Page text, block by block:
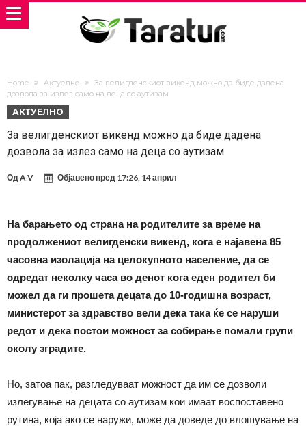
Home Актуелно
За велигденскиот викенд можно да биде дадена
дозвола за излез само на деца со аутизам
АКТУЕЛНО
За велигденскиот викенд можно да биде дадена
дозвола за излез само на деца со аутизам
ОдA V Објавено пред 17:26, 14 април
На барањето од страна на родителите за време на
продолжениот велигденски викенд, кога е најавена 85
часовна изолација на целокупното население, да се
одредат неколку часа во денот кога еден родител би
можел да ги прошета децата до 10-годишна возраст,
министерот за здравство вели дека така ќе се наруши
редот и дека постои можност за собирање помали групи
околу зградите.
Но, затоа пак, разгледуваат можност да им се дозволи
излегување на децата со аутизам кои имаат воспоставено
рутина, која ако се наружи, може да доведе до влошување на